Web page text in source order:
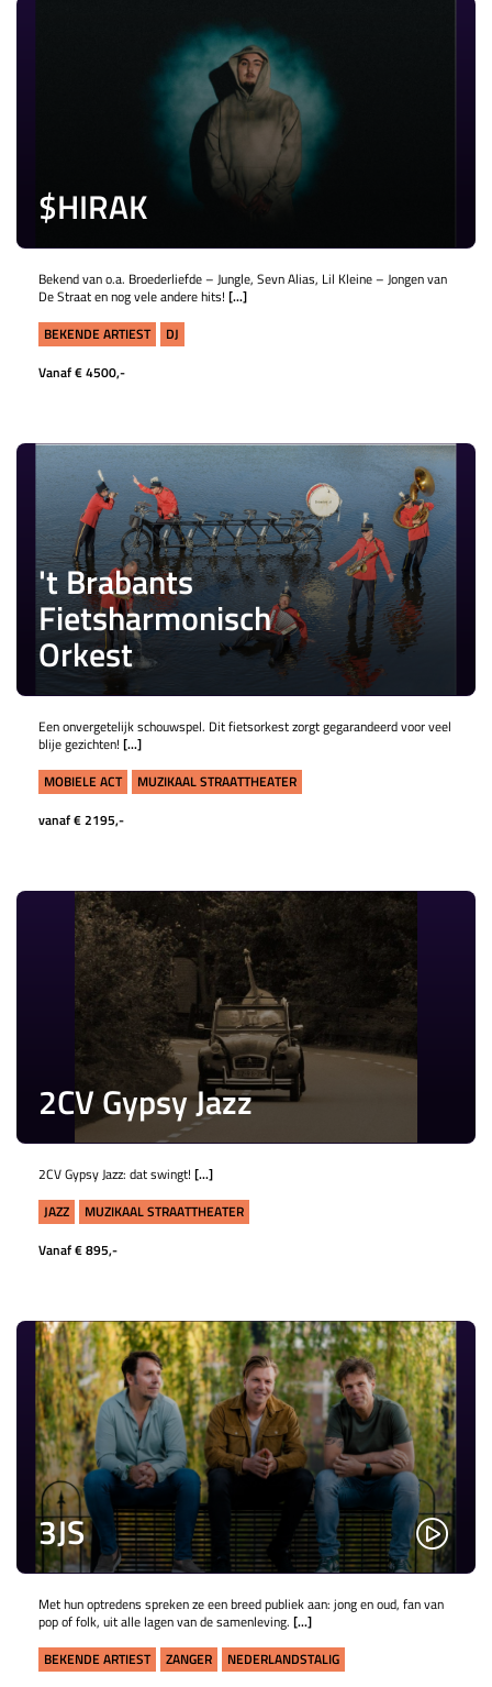
$HIRAK
Bekend van o.a. Broederliefde – Jungle, Sevn Alias, Lil Kleine – Jongen van
De Straat en nog vele andere hits! [...]
BEKENDE ARTIEST
DJ
Vanaf € 4500,-
't Brabants
Fietsharmonisch
Orkest
Een onvergetelijk schouwspel. Dit fietsorkest zorgt gegarandeerd voor veel
blije gezichten! [...]
MOBIELE ACT
MUZIKAAL STRAATTHEATER
vanaf € 2195,-
2CV Gypsy Jazz
2CV Gypsy Jazz: dat swingt! [...]
JAZZ
MUZIKAAL STRAATTHEATER
Vanaf € 895,-
3JS
Met hun optredens spreken ze een breed publiek aan: jong en oud, fan van
pop of folk, uit alle lagen van de samenleving. [...]
BEKENDE ARTIEST
ZANGER NEDERLANDSTALIG